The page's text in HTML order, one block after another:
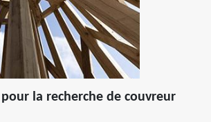
la recherche de couvreur